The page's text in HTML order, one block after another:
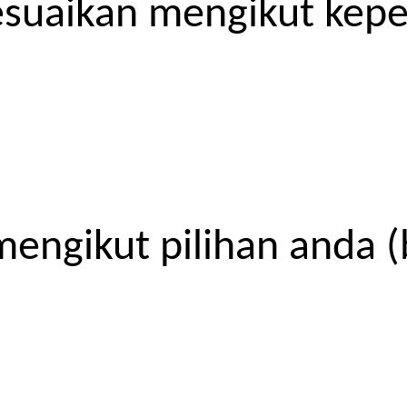
mengikut
pilihan anda